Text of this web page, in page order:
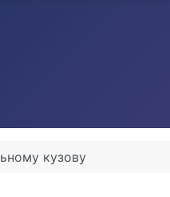
кузову